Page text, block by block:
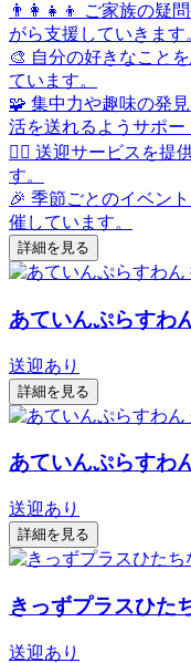
👨‍👩‍👧‍👦 ご家族の疑
がら支援していきます
🎨 自分の好きなこと
ています。
🧩 集中力や趣味の発
活を送れるようサポー
🏃‍♂️ 送迎サービスを提
す。
🎉 季節ごとのイベン
催しています。
詳細を見る
あていんぷらすわ
送迎あり
詳細を見る
あていんぷらすわ
送迎あり
詳細を見る
きっずプラスひた
送迎あり